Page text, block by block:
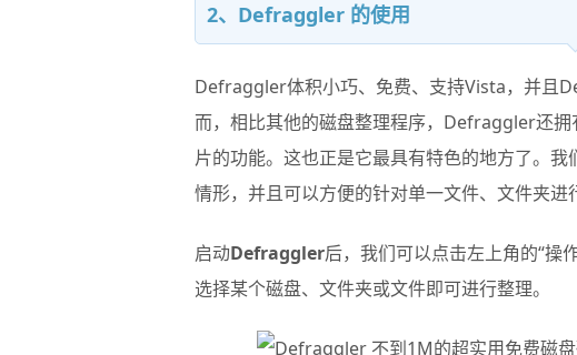
2、Defraggler 的使用
Defraggler体积小巧、免费、支持Vista，并且
而，相比其他的磁盘整理程序，Defraggler还拥
片的功能。这也正是它最具有特色的地方了。
情形，并且可以方便的针对单一文件、文件夹进
启动Defraggler后，我们可以点击左上角的“操
选择某个磁盘、文件夹或文件即可进行整理。